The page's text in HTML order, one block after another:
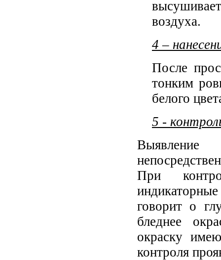
воздуха.
4 –
После
тонким
белого
5 -
Выявление
При
говорит о
бледнее
окраску
контроля